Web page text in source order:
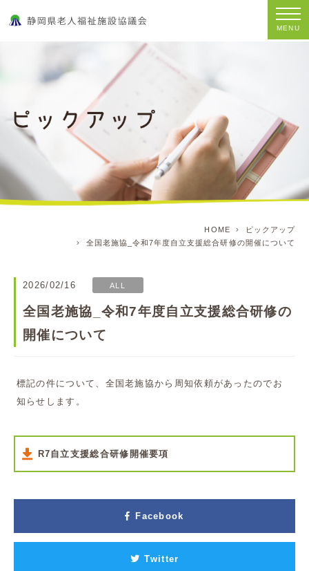
MENU
HOME
ピックアップ
全国老施協_令和7年度自立支援総合研修の開催について
2026/02/16 ALL
全国老施協_令和7年度自立支援総合研修の
開催について
標記の件について、全国老施協から周知依頼があったのでお
知らせします。
R7自立支援総合研修開催要項
Facebook
Twitter